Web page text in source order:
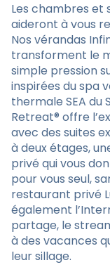
Les chambres et
aideront à vous
Nos vérandas
transforment le
simple pression
inspirées du spa
thermale SEA du
Retreat® offre
avec des suites
à deux étages,
privé qui vous
pour vous seul,
restaurant privé
également
partage, le
à des vacances
leur sillage.